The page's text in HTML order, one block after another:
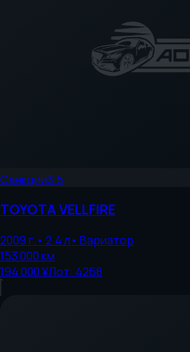
Санкции3.5
TOYOTAVELLFIRE
2009г.• 2.4л• Вариатор
153 000км
194 000 ¥Лот: 4268